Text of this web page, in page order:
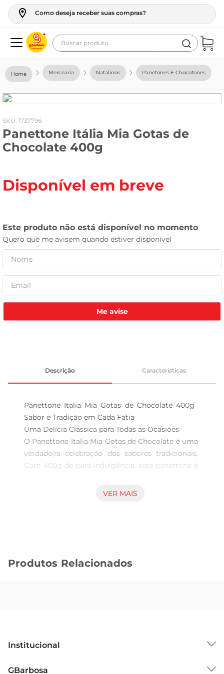
Como deseja receber suas compras?
Buscar produto
Mercearia Natalinos Panetones E Chocotones
: 1737796
Panettone Itália Mia Gotas de
Chocolate 400g
Disponível em breve
Me avise
Descrição Características
Panettone Italia Mia Gotas de Chocolate 400g
Sabor e Tradição em Cada Fatia
Uma Delícia Clássica para Todas as Ocasiões
O Panettone Italia Mia Gotas de Chocolate é uma
verdadeira celebração dos sabores tradicionais.
Com 400g de pura indulgência, este panettone é
ou simplesmente para saborear em casa. Sua
úmida, resultado de um processo de
apreciam um bom panettone.
Este panettone é uma escolha versátil, ideal para
VER MAIS
Produtos Relacionados
Institucional
GBarbosa
geladeira
fogao
café
cerveja
vinho
leite pó